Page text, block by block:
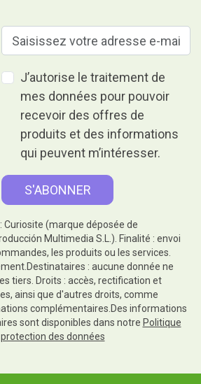
J’autorise le traitement de
mes données pour pouvoir
recevoir des offres de
produits et des informations
qui peuvent m’intéresser.
Curiosite (marque déposée de
Multimedia S.L.). Finalité : envoi
les produits ou les services.
: aucune donnée ne
tiers. Droits : accès, rectification et
ainsi que d'autres droits, comme
complémentaires.Des informations
sont disponibles dans notre Politique
des données